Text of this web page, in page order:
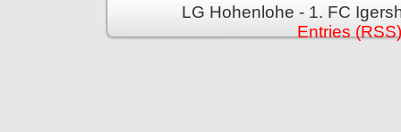
LG Hohenlohe - 1. FC
Entries (RSS)